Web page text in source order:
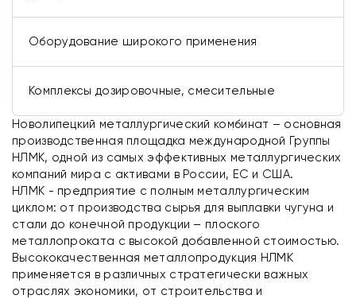
Оборудование широкого применения
Комплексы дозировочные, смесительные
Новолипецкий металлургический комбинат – основная
производственная площадка международной Группы
НЛМК, одной из самых эффективных металлургических
компаний мира с активами в России, ЕС и США.
НЛМК - предприятие с полным металлургическим
циклом: от производства сырья для выплавки чугуна и
стали до конечной продукции – плоского
металлопроката с высокой добавленной стоимостью.
Высококачественная металлопродукция НЛМК
применяется в различных стратегически важных
отраслях экономики, от строительства и